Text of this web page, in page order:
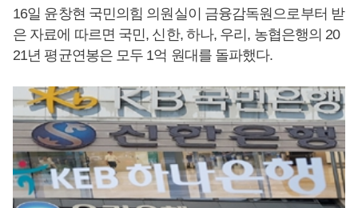
16일 윤창현 국민의힘 의원실이 금융감독원으로부터 받
은 자료에 따르면 국민, 신한, 하나, 우리, 농협은행의 20
21년 평균연봉은 모두 1억 원대를 돌파했다.